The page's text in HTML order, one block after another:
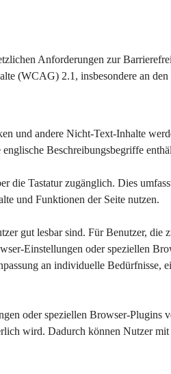
Anforderungen zur
(WCAG) 2.1, insbesondere an
und andere Nicht-Text-Inhalte
Beschreibungsbegriffe
die Tastatur zugänglich. Dies
und Funktionen der Seite nutzen.
gut lesbar sind. Für Benutzer, die
Einstellungen oder speziellen
an individuelle Bedürfnisse,
oder speziellen Browser-Plugins
wird. Dadurch können Nutzer